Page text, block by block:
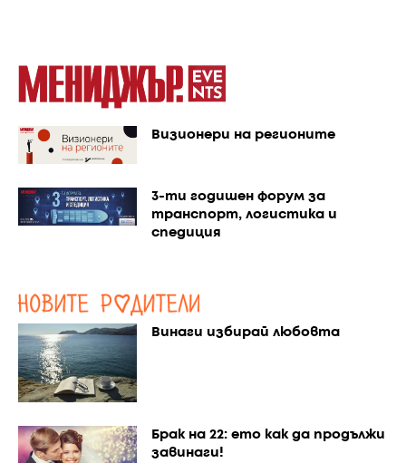
Визионери на регионите
3-ти годишен форум за
транспорт, логистика и
спедиция
Винаги избирай любовта
Брак на 22: ето как да продължи
завинаги!